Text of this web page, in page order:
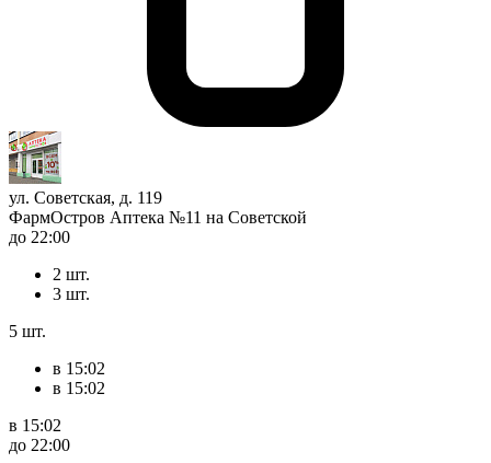
ул. Советская, д. 119
ФармОстров Аптека №11 на Советской
до 22:00
2 шт.
3 шт.
5 шт.
в 15:02
в 15:02
в 15:02
до 22:00